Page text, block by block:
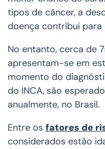
tipos de câncer, a
doença contribui
No entanto, cerca de
apresentam-se em
momento do
do INCA, são
anualmente, no Brasil.
Entre os fatores de
considerados estão